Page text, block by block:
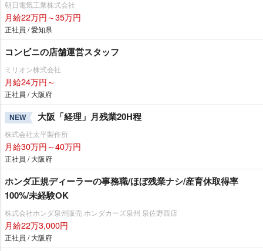
朝日電気工業株式会社
月給22万円～35万円
正社員 / 愛知県
コンビニの店舗運営スタッフ
ミリオン株式会社
月給24万円～
正社員 / 大阪府
NEW 大阪「経理」月残業20H程
株式会社太平製作所
月給30万円～40万円
正社員 / 大阪府
ホンダ正規ディーラーの事務職/ほぼ残業ナシ/産育休取得率
100%/未経験OK
株式会社ホンダ泉州販売 ホンダカーズ泉州 泉佐野西店
月給22万3,000円
正社員 / 大阪府